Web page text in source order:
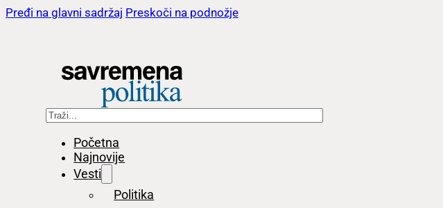
Pređi na glavni sadržaj Preskoči na podnožje
Pretraga
Početna
Najnovije
Vesti
Politika